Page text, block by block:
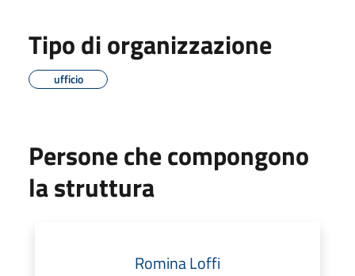
Tipo di organizzazione
ufficio
Persone che compongono
la struttura
Romina Loffi